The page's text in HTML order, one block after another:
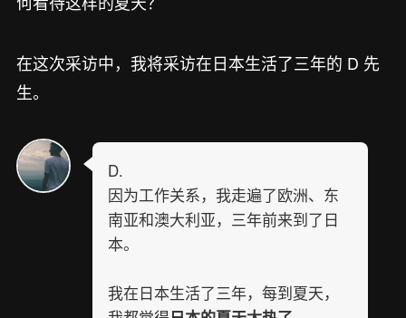
在这次采访中，我将采访在日本生活了三年的 D 先
生。
D.
因为工作关系，我走遍了欧洲、东
南亚和澳大利亚，三年前来到了日
本。
我在日本生活了三年，每到夏天，